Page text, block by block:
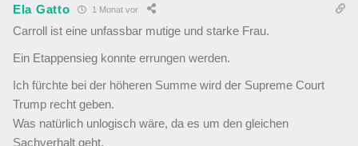
Ela Gatto 1 Monat vor
Carroll ist eine unfassbar mutige und starke Frau.
Ein Etappensieg konnte errungen werden.
Ich fürchte bei der höheren Summe wird der Supreme Court
Trump recht geben.
Was natürlich unlogisch wäre, da es um den gleichen
Sachverhalt geht.